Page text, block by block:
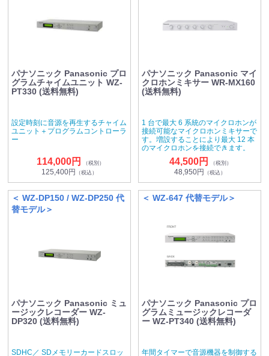
パナソニック Panasonic プロ
グラムチャイムユニット WZ-
PT330 (送料無料)
設定時刻に音源を再生するチャイム
ユニット＋プログラムコントローラ
ー
114,000円 （税別）
125,400円 （税込）
パナソニック Panasonic マイ
クロホンミキサー WR-MX160
(送料無料)
1 台で最大 6 系統のマイクロホンが
接続可能なマイクロホンミキサーで
す。増設することにより最大 12 本
のマイクロホンを接続できます。
44,500円 （税別）
48,950円 （税込）
＜ WZ-DP150 / WZ-DP250 代
替モデル＞
パナソニック Panasonic ミュ
ージックレコーダー WZ-
DP320 (送料無料)
SDHC／ SDメモリーカードスロッ
＜ WZ-647 代替モデル＞
パナソニック Panasonic プロ
グラムミュージックレコーダ
ー WZ-PT340 (送料無料)
年間タイマーで音源機器を制御する